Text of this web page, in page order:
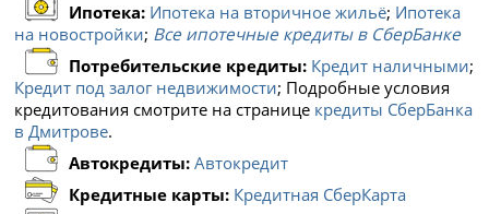
Ипотека: Ипотека на вторичное жильё; Ипотека
на новостройки; Все ипотечные кредиты в СберБанке
Потребительские кредиты: Кредит наличными;
Кредит под залог недвижимости; Подробные условия
кредитования смотрите на странице кредиты СберБанка
в Дмитрове.
Автокредиты:Автокредит
Кредитные карты: Кредитная СберКарта